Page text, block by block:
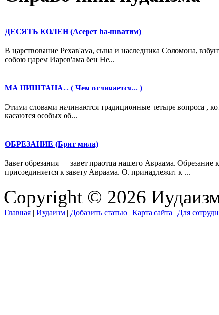
ДЕСЯТЬ КОЛЕН (Асерет hа-шватим)
В царствование Рехав'ама, сына и наследника Соломона,
собою царем Иаров'ама бен Не...
МА НИШТАНА... ( Чем отличается... )
Этими словами начинаются традиционные четыре вопроса ,
касаются особых об...
ОБРЕЗАНИЕ (Брит мила)
Завет обрезания — завет праотца нашего Авраама.
присоединяется к завету Авраама. О. принадлежит к ...
Copyright © 2026
Главная | Иудаизм | Добавить статью | Карта сайта | Для